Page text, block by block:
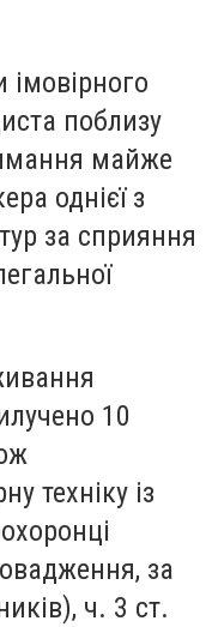
поблизу
майже
однієї з
за сприяння
10
техніку із
за
ч. 3 ст.